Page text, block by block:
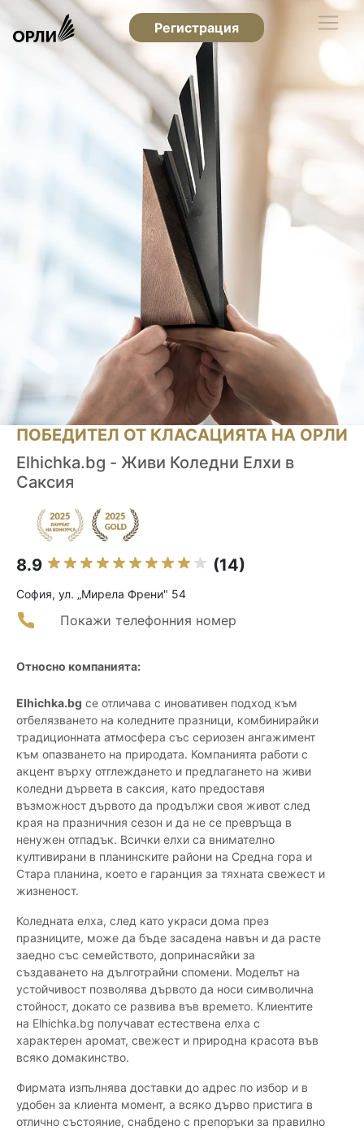
Регистрация
ПОБЕДИТЕЛ ОТ КЛАСАЦИЯТА НА ОРЛИ
Elhichka.bg - Живи Коледни Елхи в
Саксия
8.9 (14)
София, ул. „Мирела Френи" 54
Покажи телефонния номер
Относно компанията:
Elhichka.bg се отличава с иновативен подход към
отбелязването на коледните празници, комбинирайки
традиционната атмосфера със сериозен ангажимент
към опазването на природата. Компанията работи с
акцент върху отглеждането и предлагането на живи
коледни дървета в саксия, като предоставя
възможност дървото да продължи своя живот след
края на празничния сезон и да не се превръща в
ненужен отпадък. Всички елхи са внимателно
култивирани в планинските райони на Средна гора и
Стара планина, което е гаранция за тяхната свежест и
жизненост.
Коледната елха, след като украси дома през
празниците, може да бъде засадена навън и да расте
заедно със семейството, допринасяйки за
създаването на дълготрайни спомени. Моделът на
устойчивост позволява дървото да носи символична
стойност, докато се развива във времето. Клиентите
на Elhichka.bg получават естествена елха с
характерен аромат, свежест и природна красота във
всяко домакинство.
Фирмата изпълнява доставки до адрес по избор и в
удобен за клиента момент, а всяко дърво пристига в
отлично състояние, снабдено с препоръки за правилно